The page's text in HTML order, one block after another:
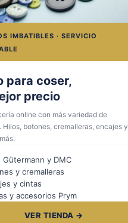
IMBATIBLES · SERVICIO
para coser,
precio
online con más variedad de
Hilos, botones, cremalleras, encajes y
Gütermann y DMC
y cremalleras
y cintas
y accesorios Prym
VER TIENDA →